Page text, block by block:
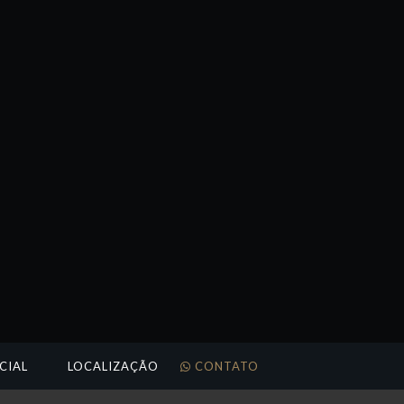
LOCALIZAÇÃO CONTATO